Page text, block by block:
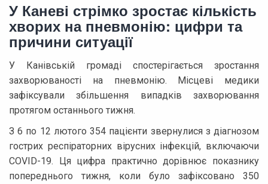
У Каневі стрімко зростає кількість
хворих на пневмонію: цифри та
причини ситуації
У Канівській громаді спостерігається зростання
захворюваності на пневмонію. Місцеві медики
зафіксували збільшення випадків захворювання
протягом останнього тижня.
З 6 по 12 лютого 354 пацієнти звернулися з діагнозом
гострих респіраторних вірусних інфекцій, включаючи
COVID-19. Ця цифра практично дорівнює показнику
попереднього тижня, коли було зафіксовано 350